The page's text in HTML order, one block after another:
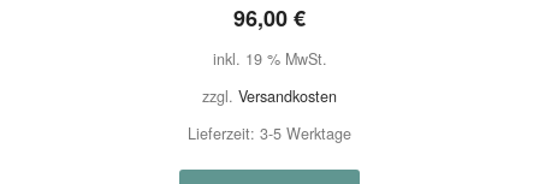
96,00€
inkl. 19 % MwSt.
zzgl. Versandkosten
Lieferzeit: 3-5 Werktage